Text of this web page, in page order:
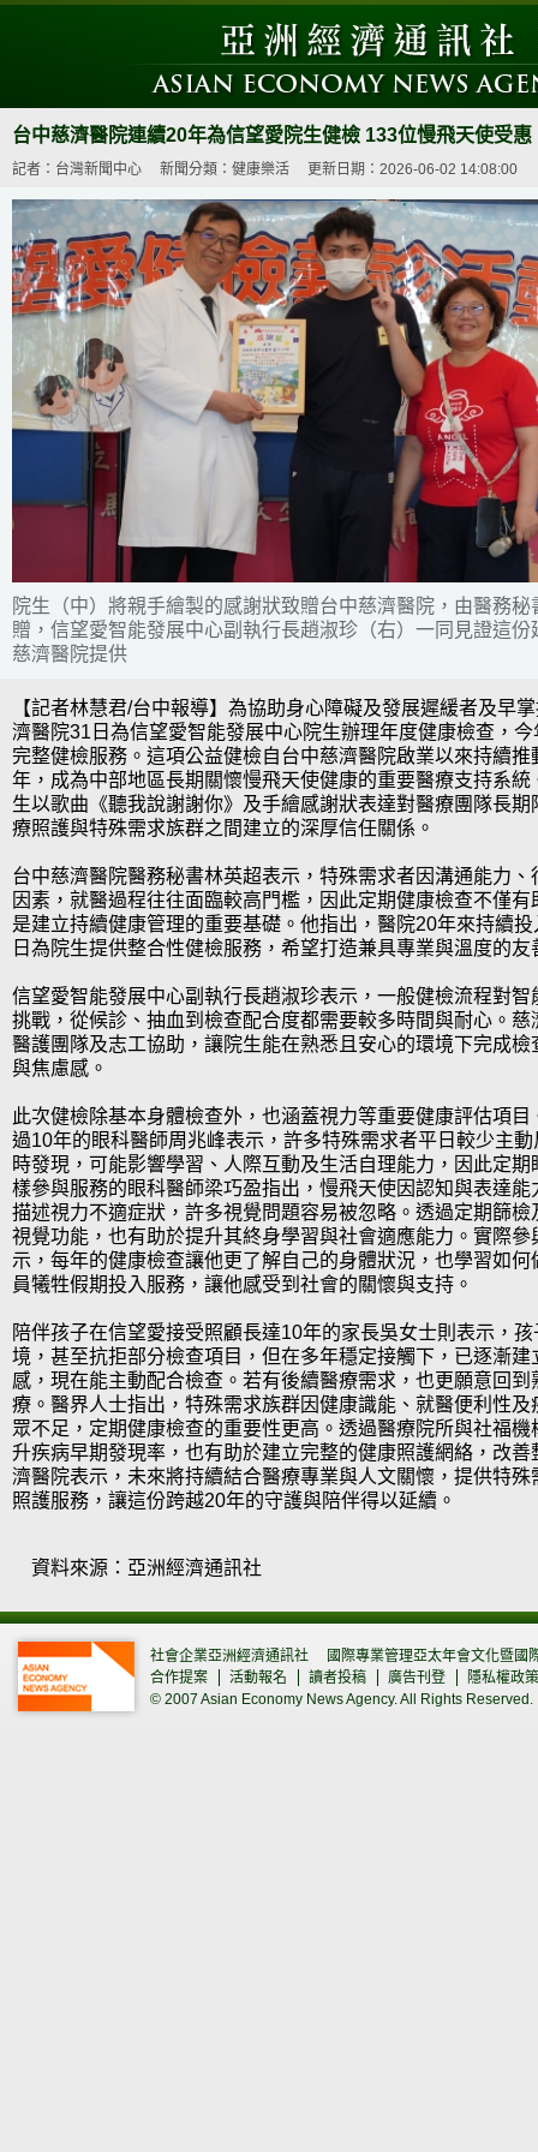
台中慈濟醫院連續20年為信望愛院生健檢 133位慢飛天使受惠
記者：台灣新聞中心 新聞分類：健康樂活 更新日期：2026-06-02 14:08:00
院生（中）將親手繪製的感謝狀致贈台中慈濟醫院，由醫務
贈，信望愛智能發展中心副執行長趙淑珍（右）一同見證這份
慈濟醫院提供
【記者林慧君/台中報導】為協助身心障礙及發展遲緩者及早
濟醫院31日為信望愛智能發展中心院生辦理年度健康檢查，
完整健檢服務。這項公益健檢自台中慈濟醫院啟業以來持續
年，成為中部地區長期關懷慢飛天使健康的重要醫療支持系
生以歌曲《聽我說謝謝你》及手繪感謝狀表達對醫療團隊長
療照護與特殊需求族群之間建立的深厚信任關係。
台中慈濟醫院醫務秘書林英超表示，特殊需求者因溝通能力
因素，就醫過程往往面臨較高門檻，因此定期健康檢查不僅
是建立持續健康管理的重要基礎。他指出，醫院20年來持續
日為院生提供整合性健檢服務，希望打造兼具專業與溫度的友
信望愛智能發展中心副執行長趙淑珍表示，一般健檢流程對
挑戰，從候診、抽血到檢查配合度都需要較多時間與耐心。
醫護團隊及志工協助，讓院生能在熟悉且安心的環境下完成
與焦慮感。
此次健檢除基本身體檢查外，也涵蓋視力等重要健康評估項
過10年的眼科醫師周兆峰表示，許多特殊需求者平日較少主
時發現，可能影響學習、人際互動及生活自理能力，因此定
樣參與服務的眼科醫師梁巧盈指出，慢飛天使因認知與表達
描述視力不適症狀，許多視覺問題容易被忽略。透過定期篩
視覺功能，也有助於提升其終身學習與社會適應能力。實際參
示，每年的健康檢查讓他更了解自己的身體狀況，也學習如
員犧牲假期投入服務，讓他感受到社會的關懷與支持。
陪伴孩子在信望愛接受照顧長達10年的家長吳女士則表示，
境，甚至抗拒部分檢查項目，但在多年穩定接觸下，已逐漸建
感，現在能主動配合檢查。若有後續醫療需求，也更願意回
療。醫界人士指出，特殊需求族群因健康識能、就醫便利性
眾不足，定期健康檢查的重要性更高。透過醫療院所與社福
升疾病早期發現率，也有助於建立完整的健康照護網絡，改
濟醫院表示，未來將持續結合醫療專業與人文關懷，提供特
照護服務，讓這份跨越20年的守護與陪伴得以延續。
資料來源：亞洲經濟通訊社
社會企業亞洲經濟通訊社
國際專業管理亞太年會文化暨國
合作提案
活動報名 讀者投稿 廣告刊登
隱私權政策
© 2007 Asian Economy News Agency. All Rights Reserved.